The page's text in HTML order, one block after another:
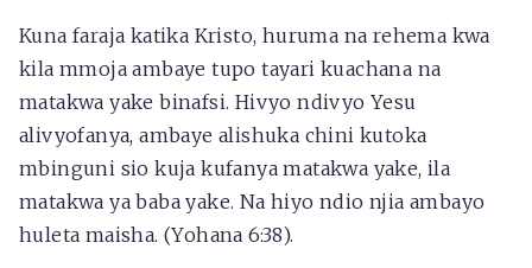
Kuna faraja katika Kristo, huruma na rehema kwa
kila mmoja ambaye tupo tayari kuachana na
matakwa yake binafsi. Hivyo ndivyo Yesu
alivyofanya, ambaye alishuka chini kutoka
mbinguni sio kuja kufanya matakwa yake, ila
matakwa ya baba yake. Na hiyo ndio njia ambayo
huleta maisha. (Yohana 6:38).